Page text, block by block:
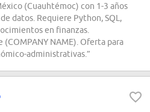
(Cuauhtémoc) con 1-3 años
datos. Requiere Python, SQL,
en finanzas.
NAME). Oferta para
administrativas.”